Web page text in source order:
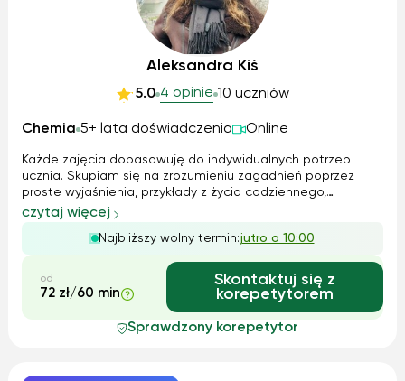
Aleksandra Kiś
5.0 4 opinie 10 uczniów
Chemia 5+ lata doświadczenia Online
Każde zajęcia dopasowuję do indywidualnych potrzeb
ucznia. Skupiam się na zrozumieniu zagadnień poprzez
proste wyjaśnienia, przykłady z życia codziennego,
schematy i zadania praktyczne. Regularnie sprawdzam
postępy, uczę logicznego myślenia i rozwiązywania zadań
krok po kroku. Korzystam z materiałów...
czytaj więcej
Najbliższy wolny termin:jutro o 10:00
od
72 zł/60 min
Skontaktuj się z
korepetytorem
Sprawdzony korepetytor